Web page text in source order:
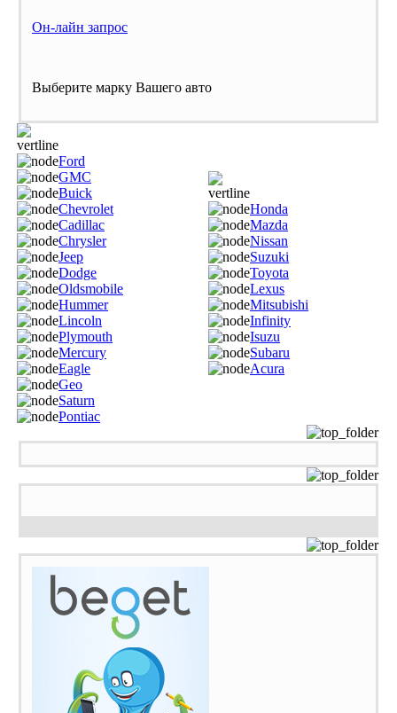
Он-лайн запрос
Выберите марку Вашего авто
Ford
GMC
Buick
Chevrolet
Cadillac
Chrysler
Jeep
Dodge
Oldsmobile
Hummer
Lincoln
Plymouth
Mercury
Eagle
Geo
Saturn
Pontiac
Honda
Mazda
Nissan
Suzuki
Toyota
Lexus
Mitsubishi
Infinity
Isuzu
Subaru
Acura